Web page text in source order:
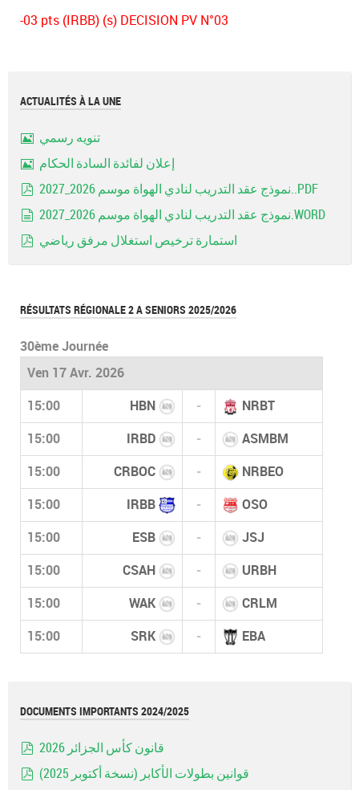
-03 pts (IRBB) (s) DECISION PV N°03
ACTUALITÉS À LA UNE
تنويه رسمي
إعلان لفائدة السادة الحكام
نموذج عقد التدريب لنادي الهواة موسم 2026_2027..PDF
نموذج عقد التدريب لنادي الهواة موسم 2026_2027.WORD
استمارة ترخيص استغلال مرفق رياضي
RÉSULTATS RÉGIONALE 2 A SENIORS 2025/2026
30ème Journée
Ven 17 Avr. 2026
15:00 HBN - NRBT
15:00 IRBD - ASMBM
15:00 CRBOC - NRBEO
15:00 IRBB - OSO
15:00 ESB - JSJ
15:00 CSAH - URBH
15:00 WAK - CRLM
15:00 SRK - EBA
DOCUMENTS IMPORTANTS 2024/2025
قانون كأس الجزائر 2026
قوانين بطولات الأكابر (نسخة أكتوبر 2025)